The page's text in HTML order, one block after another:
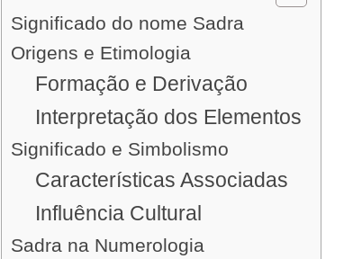
Significado do nome Sadra
Origens e Etimologia
Formação e Derivação
Interpretação dos Elementos
Significado e Simbolismo
Características Associadas
Influência Cultural
Sadra na Numerologia